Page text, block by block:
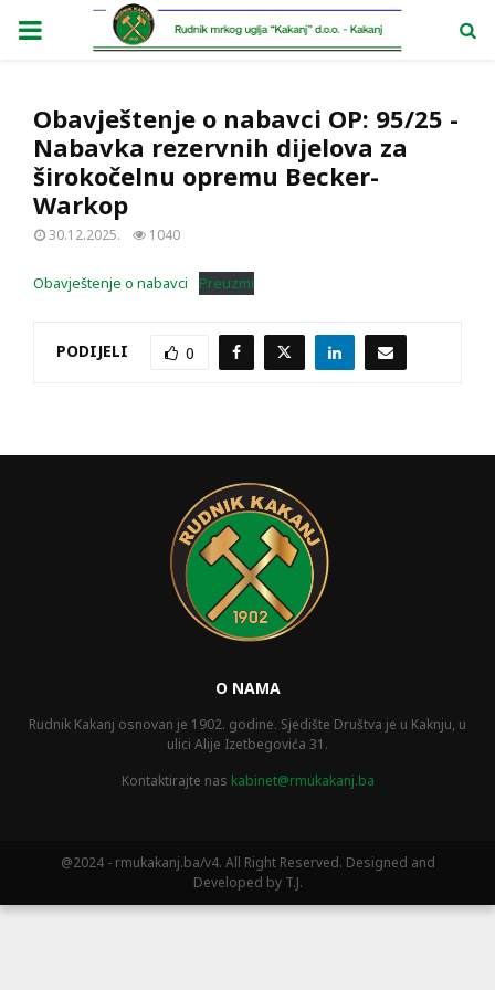
PRIMARY
Obavještenje o nabavci OP: 95/25 -
Nabavka rezervnih dijelova za
širokočelnu opremu Becker-
Warkop
30.12.2025. 1040
Obavještenje o nabavci Preuzmi
PODIJELI 0
O NAMA
Rudnik Kakanj osnovan je 1902. godine. Sjedište Društva je u Kaknju, u
ulici Alije Izetbegovića 31.
Kontaktirajte nas kabinet@rmukakanj.ba
@2024 - rmukakanj.ba/v4. All Right Reserved. Designed and
Developed by T.J.